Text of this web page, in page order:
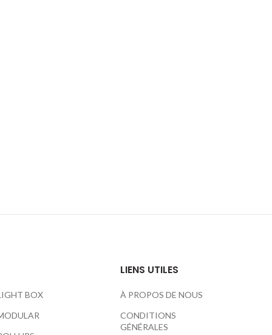
BOX
LIENS UTILES
À PROPOS DE NOUS
CONDITIONS
GÉNÉRALES